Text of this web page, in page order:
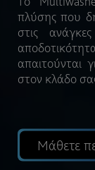
Το
κλάδου, με
σκευών και
πλύσιμο,
Μάθετε